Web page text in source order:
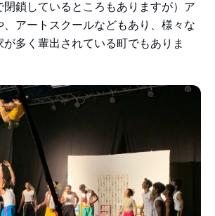
閉鎖しているところもありますが）ア
、アートスクールなどもあり、様々な
が多く輩出されている町でもありま